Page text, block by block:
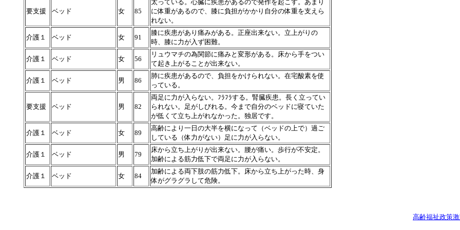
要支援 ベッド 女 85
太っている。心臓に疾患があるので発作を起こす。あまり
に体重があるので、膝に負担がかかり自分の体重を支えら
れない。
介護１ ベッド 女 91
膝に疾患があり痛みがある。正座出来ない。立上がりの
時、膝に力が入ず困難。
介護１ ベッド 女 56
リュウマチの為関節に痛みと変形がある。床から手をつい
て起き上がることが出来ない。
介護１ ベッド 男 86
肺に疾患があるので、負担をかけられない。在宅酸素を使
っている。
要支援 ベッド 男 82
両足に力が入らない。ﾌﾗﾌﾗする。腎臓疾患。長く立ってい
られない。足がしびれる。今まで自分のベッドに寝ていた
が低くて立ち上がれなかった。独居です。
介護１ ベッド 女 89
高齢により一日の大半を横になって（ベッドの上で）過ご
している（体力がない）足に力が入らない。
介護１ ベッド 男 79
床から立ち上がりが出来ない。腰が痛い。歩行が不安定。
加齢による筋力低下で両足に力が入らない。
介護１ ベッド 女 84
加齢による両下肢の筋力低下。床から立ち上がった時、身
体がグラグラして危険。
高齢福祉政策